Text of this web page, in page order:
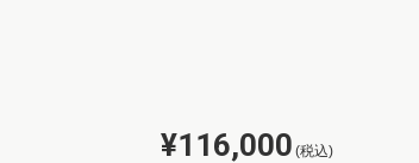
¥116,000 (税込)